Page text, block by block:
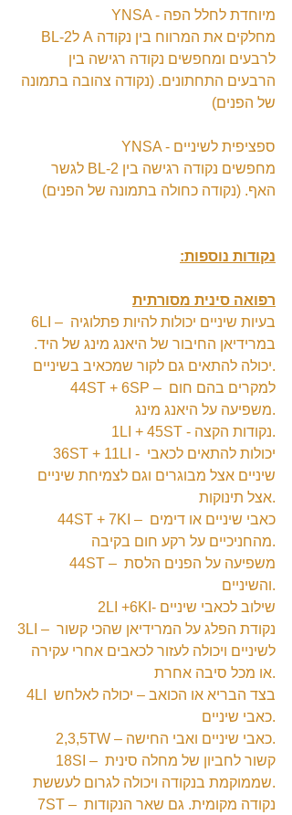
YNSA - מיוחדת לחלל הפה
לרבעים ומחפשים נקודה רגישה בין
הרבעים התחתונים. (נקודה צהובה בתמונה
של הפנים)
YNSA - ספציפית לשיניים
מחפשים נקודה רגישה בין BL-2 לגשר
האף. (נקודה כחולה בתמונה של הפנים)
נקודות נוספות:
רפואה סינית מסורתית
6LI – בעיות שיניים יכולות להיות פתלוגיה
במרידיאן החיבור של היאנג מינג של היד.
יכולה להתאים גם לקור שמכאיב בשיניים.
44ST + 6SP – למקרים בהם חום
משפיעה על היאנג מינג.
1LI + 45ST - נקודות הקצה.
36ST + 11LI - יכולות להתאים לכאבי
שיניים אצל מבוגרים וגם לצמיחת שיניים
אצל תינוקות.
44ST + 7KI – כאבי שיניים או דימים
מהחניכיים על רקע חום בקיבה.
44ST – משפיעה על הפנים הלסת
והשיניים.
2LI +6KI- שילוב לכאבי שיניים
3LI – נקודת הפלג על המרידיאן שהכי קשור
לשיניים ויכולה לעזור לכאבים אחרי עקירה
או מכל סיבה אחרת.
4LI בצד הבריא או הכואב – יכולה לאלחש
כאבי שיניים.
2,3,5TW – כאבי שיניים ואבי החישה.
18SI – קשור לחביון של מחלה סינית
שממוקמת בנקודה ויכולה לגרום לעששת.
7ST – נקודה מקומית. גם שאר הנקודות